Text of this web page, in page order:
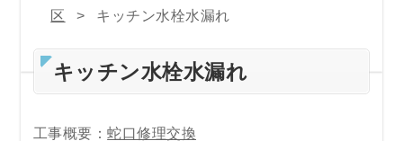
区
キッチン水栓水漏れ
キッチン水栓水漏れ
工事概要：蛇口修理交換